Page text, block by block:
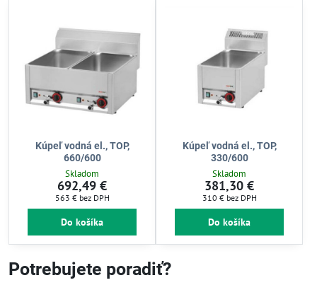
Kúpeľ vodná el., TOP,
660/600
Skladom
692,49 €
563 € bez DPH
Do košíka
Kúpeľ vodná el., TOP,
330/600
Skladom
381,30 €
310 € bez DPH
Do košíka
Potrebujete poradiť?